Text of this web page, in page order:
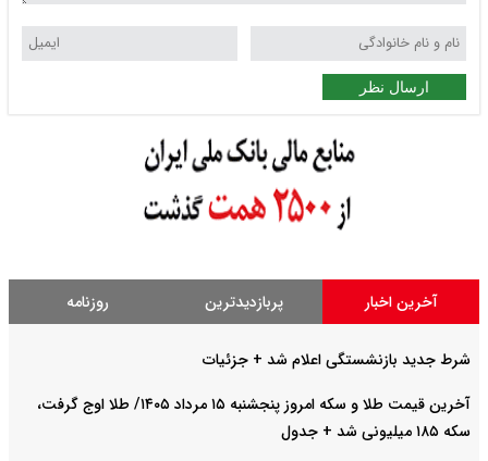
ارسال نظر
آخرین اخبار پربازدیدترین روزنامه
شرط جدید بازنشستگی اعلام شد + جزئیات
آخرین قیمت طلا و سکه امروز پنجشنبه ۱۵ مرداد ۱۴۰۵/ طلا اوج گرفت،
سکه ۱۸۵ میلیونی شد + جدول